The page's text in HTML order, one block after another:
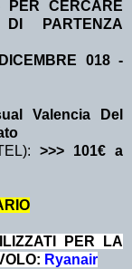
PER CERCARE
PARTENZA
018-
Valencia Del
>>> 101€ a
PER LA
Ryanair